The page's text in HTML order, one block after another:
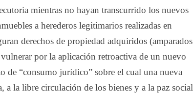
mientras no hayan transcurrido los nuevos
a herederos legitimarios realizadas en
derechos de propiedad adquiridos (amparados
por la aplicación retroactiva de un nuevo
de “consumo jurídico” sobre el cual una nueva
la libre circulación de los bienes y a la paz social